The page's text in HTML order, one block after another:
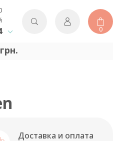
0
Доставка и оплата